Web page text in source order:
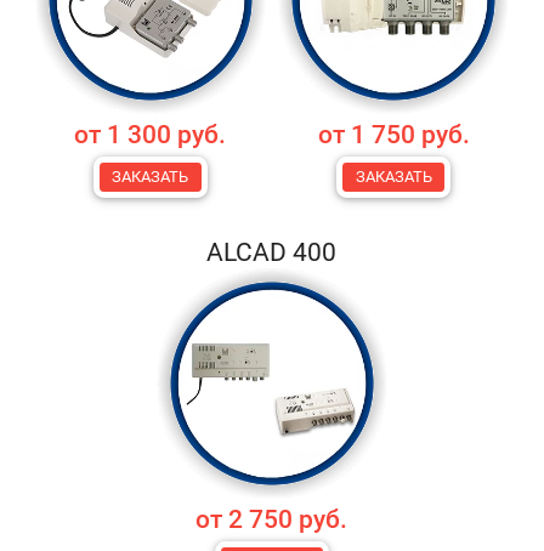
от 1 300 руб.
ЗАКАЗАТЬ
от 1 750 руб.
ЗАКАЗАТЬ
ALCAD 400
от 2 750 руб.